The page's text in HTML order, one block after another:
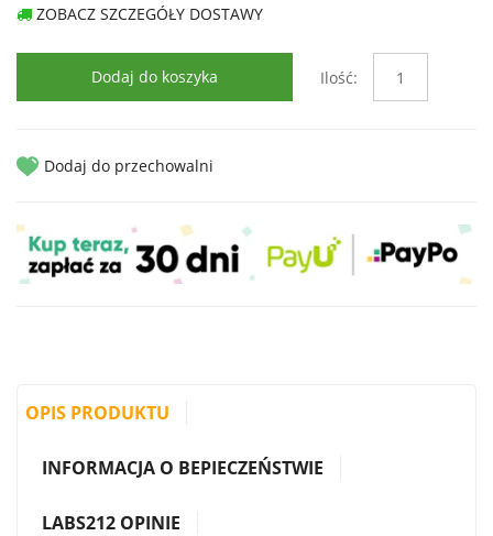
ZOBACZ SZCZEGÓŁY DOSTAWY
Dodaj do koszyka Ilość:
Dodaj do przechowalni
OPIS PRODUKTU
INFORMACJA O BEPIECZEŃSTWIE
LABS212 OPINIE